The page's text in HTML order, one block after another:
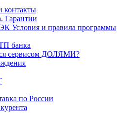
контакты
Гарантии
Условия и правила программы
банка
сервисом ДОЛЯМИ?
по России